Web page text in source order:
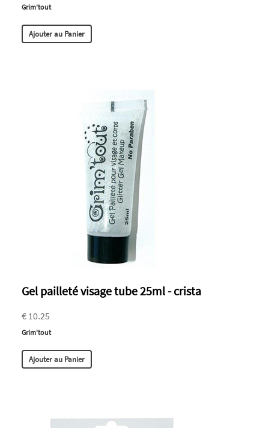
Grim'tout
Ajouter au Panier
Gel pailleté visage tube 25ml - crista
€ 10.25
Grim'tout
Ajouter au Panier